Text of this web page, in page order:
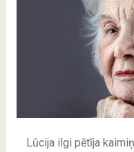
Lūcija ilgi pētīja